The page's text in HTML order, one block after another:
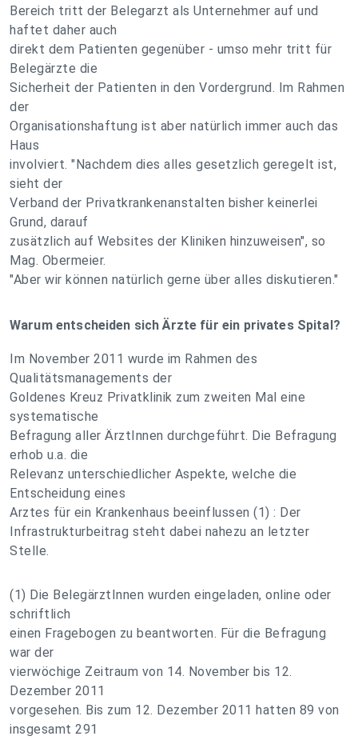
Bereich tritt der Belegarzt als Unternehmer auf und
haftet daher auch
direkt dem Patienten gegenüber - umso mehr tritt für
Belegärzte die
Sicherheit der Patienten in den Vordergrund. Im Rahmen
der
Organisationshaftung ist aber natürlich immer auch das
Haus
involviert. "Nachdem dies alles gesetzlich geregelt ist,
sieht der
Verband der Privatkrankenanstalten bisher keinerlei
Grund, darauf
zusätzlich auf Websites der Kliniken hinzuweisen", so
Mag. Obermeier.
"Aber wir können natürlich gerne über alles diskutieren."
Warum entscheiden sich Ärzte für ein privates Spital?
Im November 2011 wurde im Rahmen des
Qualitätsmanagements der
Goldenes Kreuz Privatklinik zum zweiten Mal eine
systematische
Befragung aller ÄrztInnen durchgeführt. Die Befragung
erhob u.a. die
Relevanz unterschiedlicher Aspekte, welche die
Entscheidung eines
Arztes für ein Krankenhaus beeinflussen (1) : Der
Infrastrukturbeitrag steht dabei nahezu an letzter
Stelle.
(1) Die BelegärztInnen wurden eingeladen, online oder
schriftlich
einen Fragebogen zu beantworten. Für die Befragung
war der
vierwöchige Zeitraum von 14. November bis 12.
Dezember 2011
vorgesehen. Bis zum 12. Dezember 2011 hatten 89 von
insgesamt 291